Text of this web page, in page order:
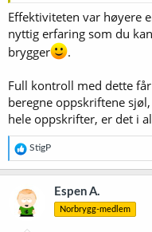
underveis, kjølt ned til 20
3 poeng. Er det vanlig, og
Og så har jeg skjønt at
korrekt etter at gjæringa
å sjekke om gjæringa har
1.020 og 3% gir samme
av det blå her). Skjønner
Effektiviteten var høyere
nyttig erfaring som du
brygger
.
Full kontroll med dette
beregne oppskriftene
hele oppskrifter, er det i
R
e
a
s
j
StigP
Espen A.
Norbrygg-medlem